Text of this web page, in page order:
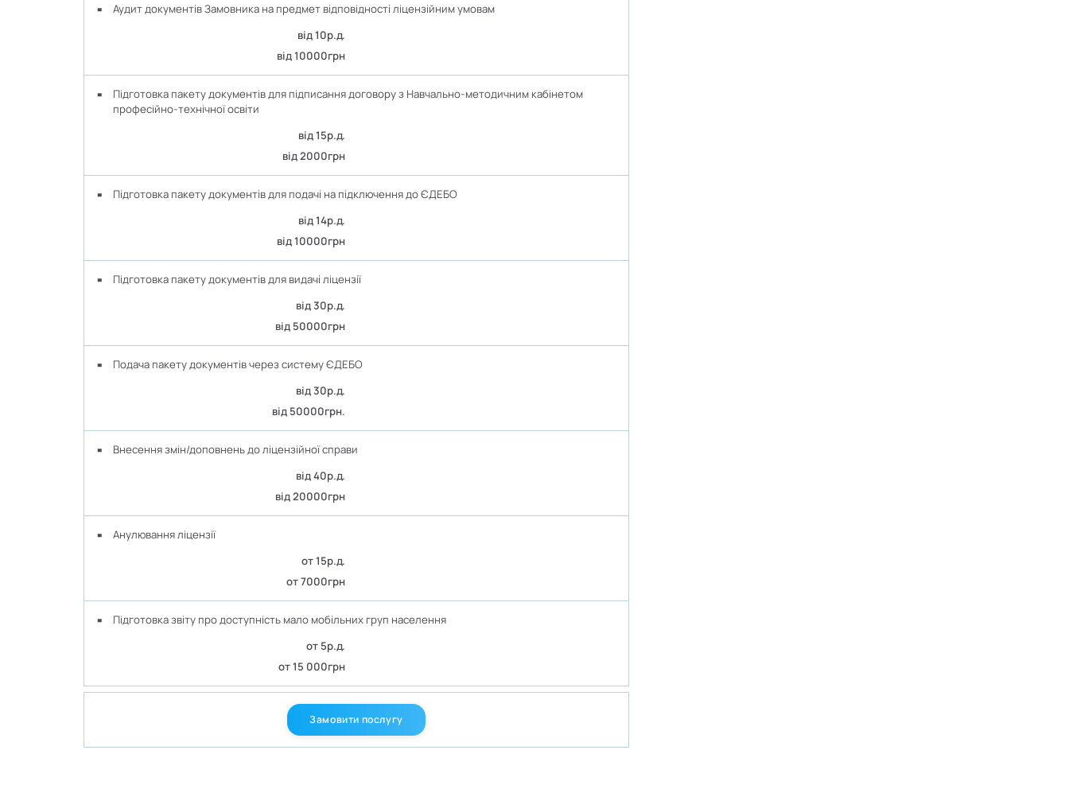
Аудит документів Замовника на предмет відповідності ліцензійним умовам
від 10р.д.
від 10000грн
Підготовка пакету документів для підписання договору з Навчально-методичним кабінетом
професійно-технічної освіти
від 15р.д.
від 2000грн
Підготовка пакету документів для подачі на підключення до ЄДЕБО
від 14р.д.
від 10000грн
Підготовка пакету документів для видачі ліцензії
від 30р.д.
від 50000грн
Подача пакету документів через систему ЄДЕБО
від 30р.д.
від 50000грн.
Внесення змін/доповнень до ліцензійної справи
від 40р.д.
від 20000грн
Анулювання ліцензії
от 15р.д.
от 7000грн
Підготовка звіту про доступність мало мобільних груп населення
от 5р.д.
от 15 000грн
Замовити послугу